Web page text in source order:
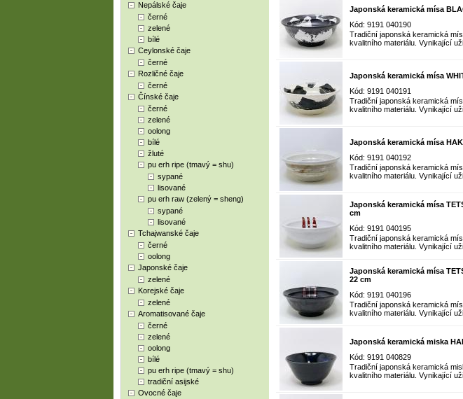
Nepálské čaje
černé
zelené
bílé
Ceylonské čaje
černé
Rozličné čaje
černé
Čínské čaje
černé
zelené
oolong
bílé
žluté
pu erh ripe (tmavý = shu)
sypané
lisované
pu erh raw (zelený = sheng)
sypané
lisované
Tchajwanské čaje
černé
oolong
Japonské čaje
zelené
Korejské čaje
zelené
Aromatisované čaje
černé
zelené
oolong
bílé
pu erh ripe (tmavý = shu)
tradiční asijské
Ovocné čaje
Japonská keramická mísa
Kód: 9191 040190
Tradiční japonská keramická
kvalitního materiálu. Vynikající
Japonská keramická mísa
Kód: 9191 040191
Tradiční japonská keramická
kvalitního materiálu. Vynikající
Japonská keramická mísa
Kód: 9191 040192
Tradiční japonská keramická
kvalitního materiálu. Vynikající
Japonská keramická mísa
cm
Kód: 9191 040195
Tradiční japonská keramická
kvalitního materiálu. Vynikající
Japonská keramická mísa
22 cm
Kód: 9191 040196
Tradiční japonská keramická
kvalitního materiálu. Vynikající
Japonská keramická miska
Kód: 9191 040829
Tradiční japonská keramická
kvalitního materiálu. Vynikající